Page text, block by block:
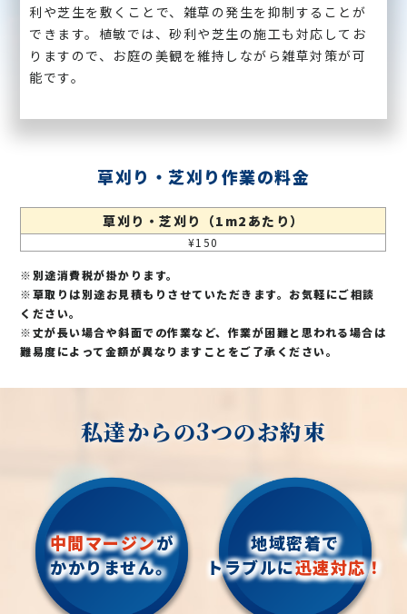
利や芝生を敷くことで、雑草の発生を抑制することが
できます。植敏では、砂利や芝生の施工も対応してお
りますので、お庭の美観を維持しながら雑草対策が可
能です。
草刈り・芝刈り作業の料金
草刈り・芝刈り（1m2あたり）
¥150
※別途消費税が掛かります。
※草取りは別途お見積もりさせていただきます。お気軽にご相談
ください。
※丈が長い場合や斜面での作業など、作業が困難と思われる場合は
難易度によって金額が異なりますことをご了承ください。
私達からの3つのお約束
中間マージンが
かかりません。
地域密着で
トラブルに迅速対応！